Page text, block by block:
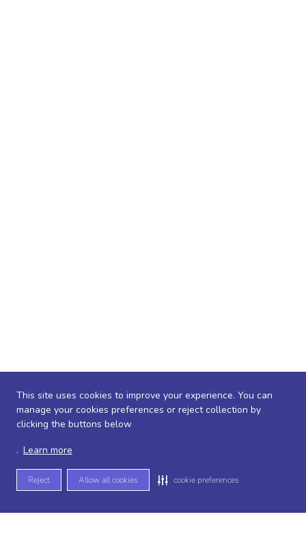
This site uses cookies to improve your experience. You can
manage your cookies preferences or reject collection by
clicking the buttons below
. Learn more
Reject Allow all cookies cookie preferences